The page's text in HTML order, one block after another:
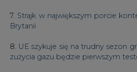
7. Strajk w największym porcie
Brytanii
8. UE szykuje się na trudny sezon
zużycia gazu będzie pierwszym